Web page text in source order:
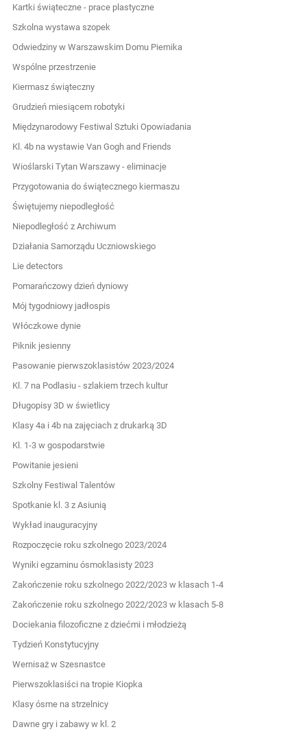
Kartki świąteczne - prace plastyczne
Szkolna wystawa szopek
Odwiedziny w Warszawskim Domu Piernika
Wspólne przestrzenie
Kiermasz świąteczny
Grudzień miesiącem robotyki
Międzynarodowy Festiwal Sztuki Opowiadania
Kl. 4b na wystawie Van Gogh and Friends
Wioślarski Tytan Warszawy - eliminacje
Przygotowania do świątecznego kiermaszu
Świętujemy niepodległość
Niepodległość z Archiwum
Działania Samorządu Uczniowskiego
Lie detectors
Pomarańczowy dzień dyniowy
Mój tygodniowy jadłospis
Włóczkowe dynie
Piknik jesienny
Pasowanie pierwszoklasistów 2023/2024
Kl. 7 na Podlasiu - szlakiem trzech kultur
Długopisy 3D w świetlicy
Klasy 4a i 4b na zajęciach z drukarką 3D
Kl. 1-3 w gospodarstwie
Powitanie jesieni
Szkolny Festiwal Talentów
Spotkanie kl. 3 z Asiunią
Wykład inauguracyjny
Rozpoczęcie roku szkolnego 2023/2024
Wyniki egzaminu ósmoklasisty 2023
Zakończenie roku szkolnego 2022/2023 w klasach 1-4
Zakończenie roku szkolnego 2022/2023 w klasach 5-8
Dociekania filozoficzne z dziećmi i młodzieżą
Tydzień Konstytucyjny
Wernisaż w Szesnastce
Pierwszoklasiści na tropie Kiopka
Klasy ósme na strzelnicy
Dawne gry i zabawy w kl. 2